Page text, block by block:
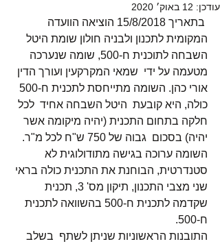
עודכן: 12 באוק׳ 2020
בתאריך 15/8/2018 הוציאה הוועדה
המקומית לתכנון ולבניה חולון שומת היטל
השבחה לתוכנית ח-500, שומה שנערכה
מטעמה על ידי  שמאי המקרקעין ועורך הדין
כולה, היא קובעת  היטל השבחה אחיד  לכל
חלקה בתחום התכנית (יהיה מיקומה אשר
יהיה) בסכום  גבוה של 750 ש"ח לכל מ"ר.
השומה ערוכה בגישה מתודולוגית לא
סטנדרטית, הבוחנת את התכנית כולה בראי
שני מצבי התכנון, תיקון מס' 3, תכנית
שקדמה לתכנית ח-500 בהשוואה לתכנית
ח-500.
התובנות הראשוניות שניתן לשתף  בשלב